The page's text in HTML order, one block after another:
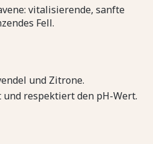
vitalisierende, sanfte
Fell.
und Zitrone.
und respektiert den pH-Wert.